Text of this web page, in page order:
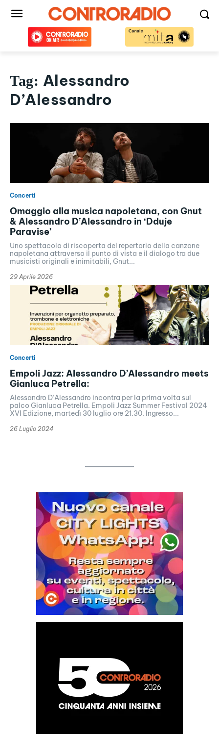
Tag: Alessandro
D’Alessandro
Concerti
Omaggio alla musica napoletana, con Gnut
& Alessandro D’Alessandro in ‘Dduje
Paravise’
Uno spettacolo di riscoperta del repertorio della canzone
napoletana attraverso il punto di vista e il dialogo tra due
musicisti originali e inimitabili, Gnut...
29 Aprile 2026
Concerti
Empoli Jazz: Alessandro D’Alessandro meets
Gianluca Petrella:
Alessandro D’Alessandro incontra per la prima volta sul
palco Gianluca Petrella. Empoli Jazz Summer Festival 2024
XVI Edizione, martedì 30 luglio ore 21.30. Ingresso...
26 Luglio 2024